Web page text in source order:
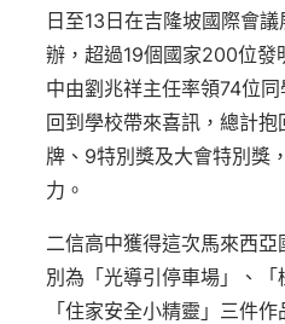
日至13日在吉隆坡國際會
辦，超過19個國家200位發
中由劉兆祥主任率領74位
回到學校帶來喜訊，總計
牌、9特別獎及大會特別獎
力。
二信高中獲得這次馬來西
別為「光導引停車場」、
「住家安全小精靈」三件